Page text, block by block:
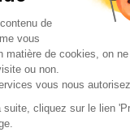
5 août 2026